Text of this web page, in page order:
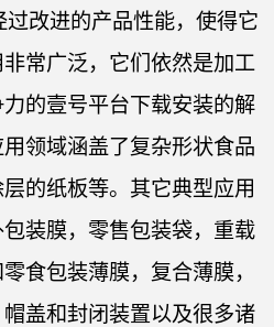
过改进的产品性能，使得它
常广泛，它们依然是加工
的壹号平台下载安装的解
领域涵盖了复杂形状食品
的纸板等。其它典型应用
装膜，零售包装袋，重载
食包装薄膜，复合薄膜，
盖和封闭装置以及很多诸